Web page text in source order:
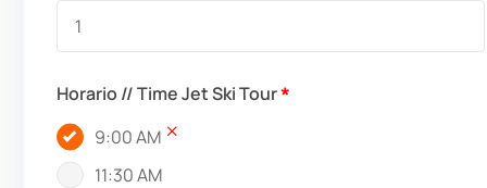
Horario // Time Jet Ski Tour
9:00 AM
11:30 AM